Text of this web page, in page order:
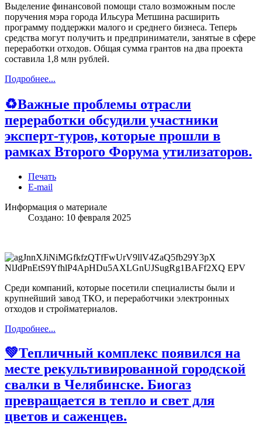
Выделение финансовой помощи стало возможным после
поручения мэра города Ильсура Метшина расширить
программу поддержки малого и среднего бизнеса. Теперь
средства могут получить и предприниматели, занятые в сфере
переработки отходов. Общая сумма грантов на два проекта
составила 1,8 млн рублей.
Подробнее...
♻️Важные проблемы отрасли
переработки обсудили участники
эксперт-туров, которые прошли в
рамках Второго Форума утилизаторов.
Печать
E-mail
Информация о материале
Создано: 10 февраля 2025
Среди компаний, которые посетили специалисты были и
крупнейший завод ТКО, и переработчики электронных
отходов и стройматериалов.
Подробнее...
💚Тепличный комплекс появился на
месте рекультивированной городской
свалки в Челябинске. Биогаз
превращается в тепло и свет для
цветов и саженцев.